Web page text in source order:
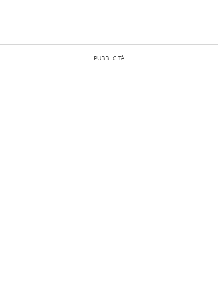
PUBBLICITÀ